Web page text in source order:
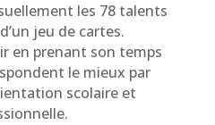
les 78 talents
jeu de cartes.
en prenant son temps
le mieux par
scolaire et